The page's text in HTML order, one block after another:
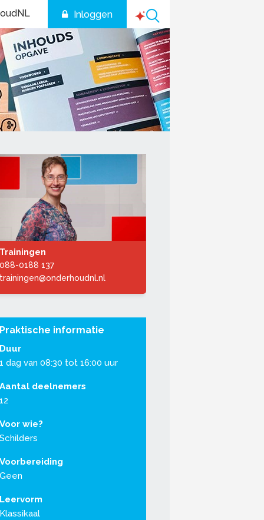
Inloggen
Trainingen
088-0188 137
trainingen@onderhoudnl.nl
Praktische informatie
Duur
1 dag van 08:30 tot 16:00 uur
Aantal deelnemers
12
Voor wie?
Schilders
Voorbereiding
Geen
Leervorm
Klassikaal